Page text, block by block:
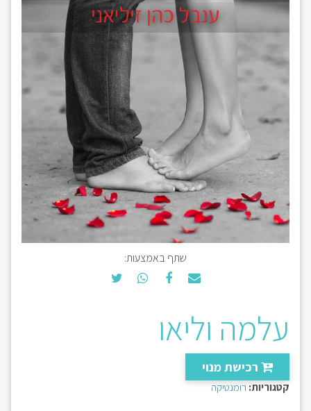
שתף באמצעות:
עלמה וליאו
רכישת מנוי
קטגוריות: רומנטיקה